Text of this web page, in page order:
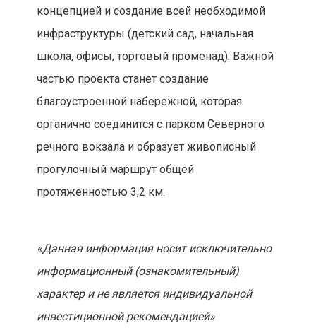
концепцией и создание всей необходимой
инфраструктуры (детский сад, начальная
школа, офисы, торговый променад). Важной
частью проекта станет создание
благоустроенной набережной, которая
органично соединится с парком Северного
речного вокзала и образует живописный
прогулочный маршрут общей
протяженностью 3,2 км.
«Данная информация носит исключительно
информационный (ознакомительный)
характер и не является индивидуальной
инвестиционной рекомендацией»